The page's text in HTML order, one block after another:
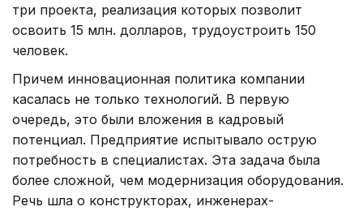
три проекта, реализация которых позволит
освоить 15 млн. долларов, трудоустроить 150
человек.
Причем инновационная политика компании
касалась не только технологий. В первую
очередь, это были вложения в кадровый
потенциал. Предприятие испытывало острую
потребность в специалистах. Эта задача была
более сложной, чем модернизация оборудования.
Речь шла о конструкторах, инженерах-